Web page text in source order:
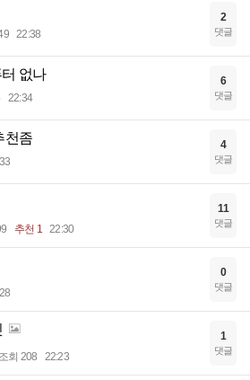
22:38
2
댓글
없나
22:34
6
댓글
천좀 4
댓글
추천 1 22:30
11
댓글
0
댓글
조회 208 22:23
1
댓글